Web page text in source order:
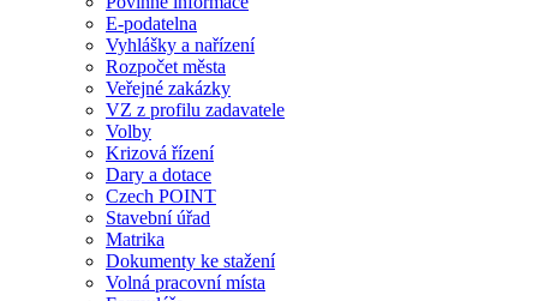
E-podatelna
Vyhlášky a nařízení
Rozpočet města
Veřejné zakázky
VZ z profilu zadavatele
Volby
Krizová řízení
Dary a dotace
Czech POINT
Stavební úřad
Matrika
Dokumenty ke stažení
Volná pracovní místa